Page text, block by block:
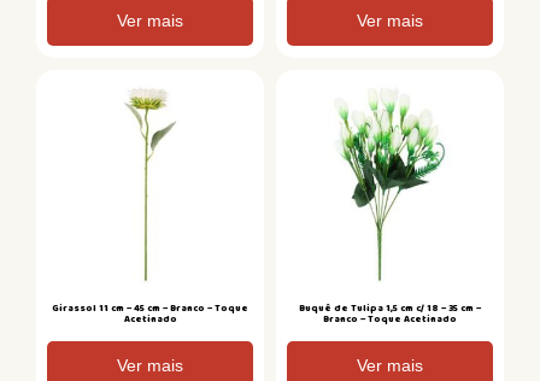
Ver mais Ver mais
Girassol 11 cm – 45 cm – Branco – Toque
Acetinado
Ver mais
Buquê de Tulipa 1,5 cm c/ 18 – 35 cm –
Branco – Toque Acetinado
Ver mais